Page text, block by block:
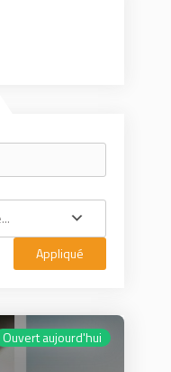
Appliqué
Ouvert aujourd'hui